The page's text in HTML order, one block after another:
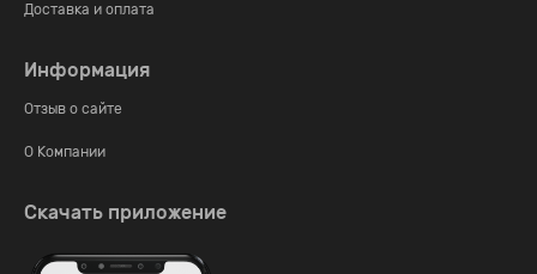
Доставка и оплата
Информация
Отзыв о сайте
О Компании
Скачать приложение